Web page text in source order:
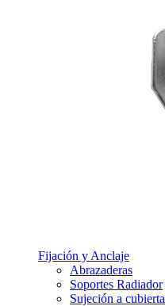
Fijación y Anclaje
Abrazaderas
Soportes Radiador
Sujeción a cubierta